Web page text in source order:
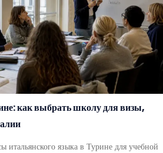
как выбрать школу для визы,
итальянского языка в Турине для учебной